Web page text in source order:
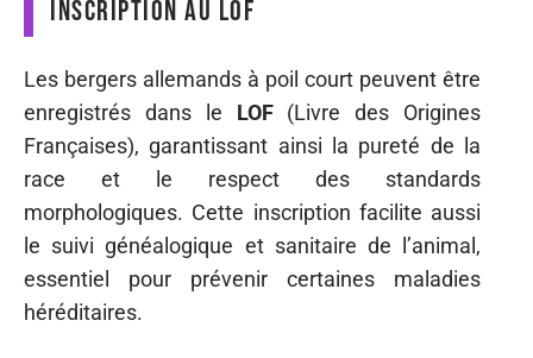
Inscription au LOF
Les bergers allemands à poil court peuvent être
enregistrés dans le LOF(Livre des Origines
Françaises), garantissant ainsi la pureté de la
race et le respect des standards
morphologiques. Cette inscription facilite aussi
le suivi généalogique et sanitaire de l’animal,
essentiel pour prévenir certaines maladies
héréditaires.